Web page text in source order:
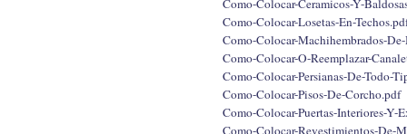
Como-Colocar-Losetas-En-
Como-Colocar-Machihembrados-
Como-Colocar-O-Reemplazar-
Como-Colocar-Persianas-De-Todo-
Como-Colocar-Pisos-De-Corcho.pdf
Como-Colocar-Puertas-Interiores-Y-
Como-Colocar-Revestimientos-De-